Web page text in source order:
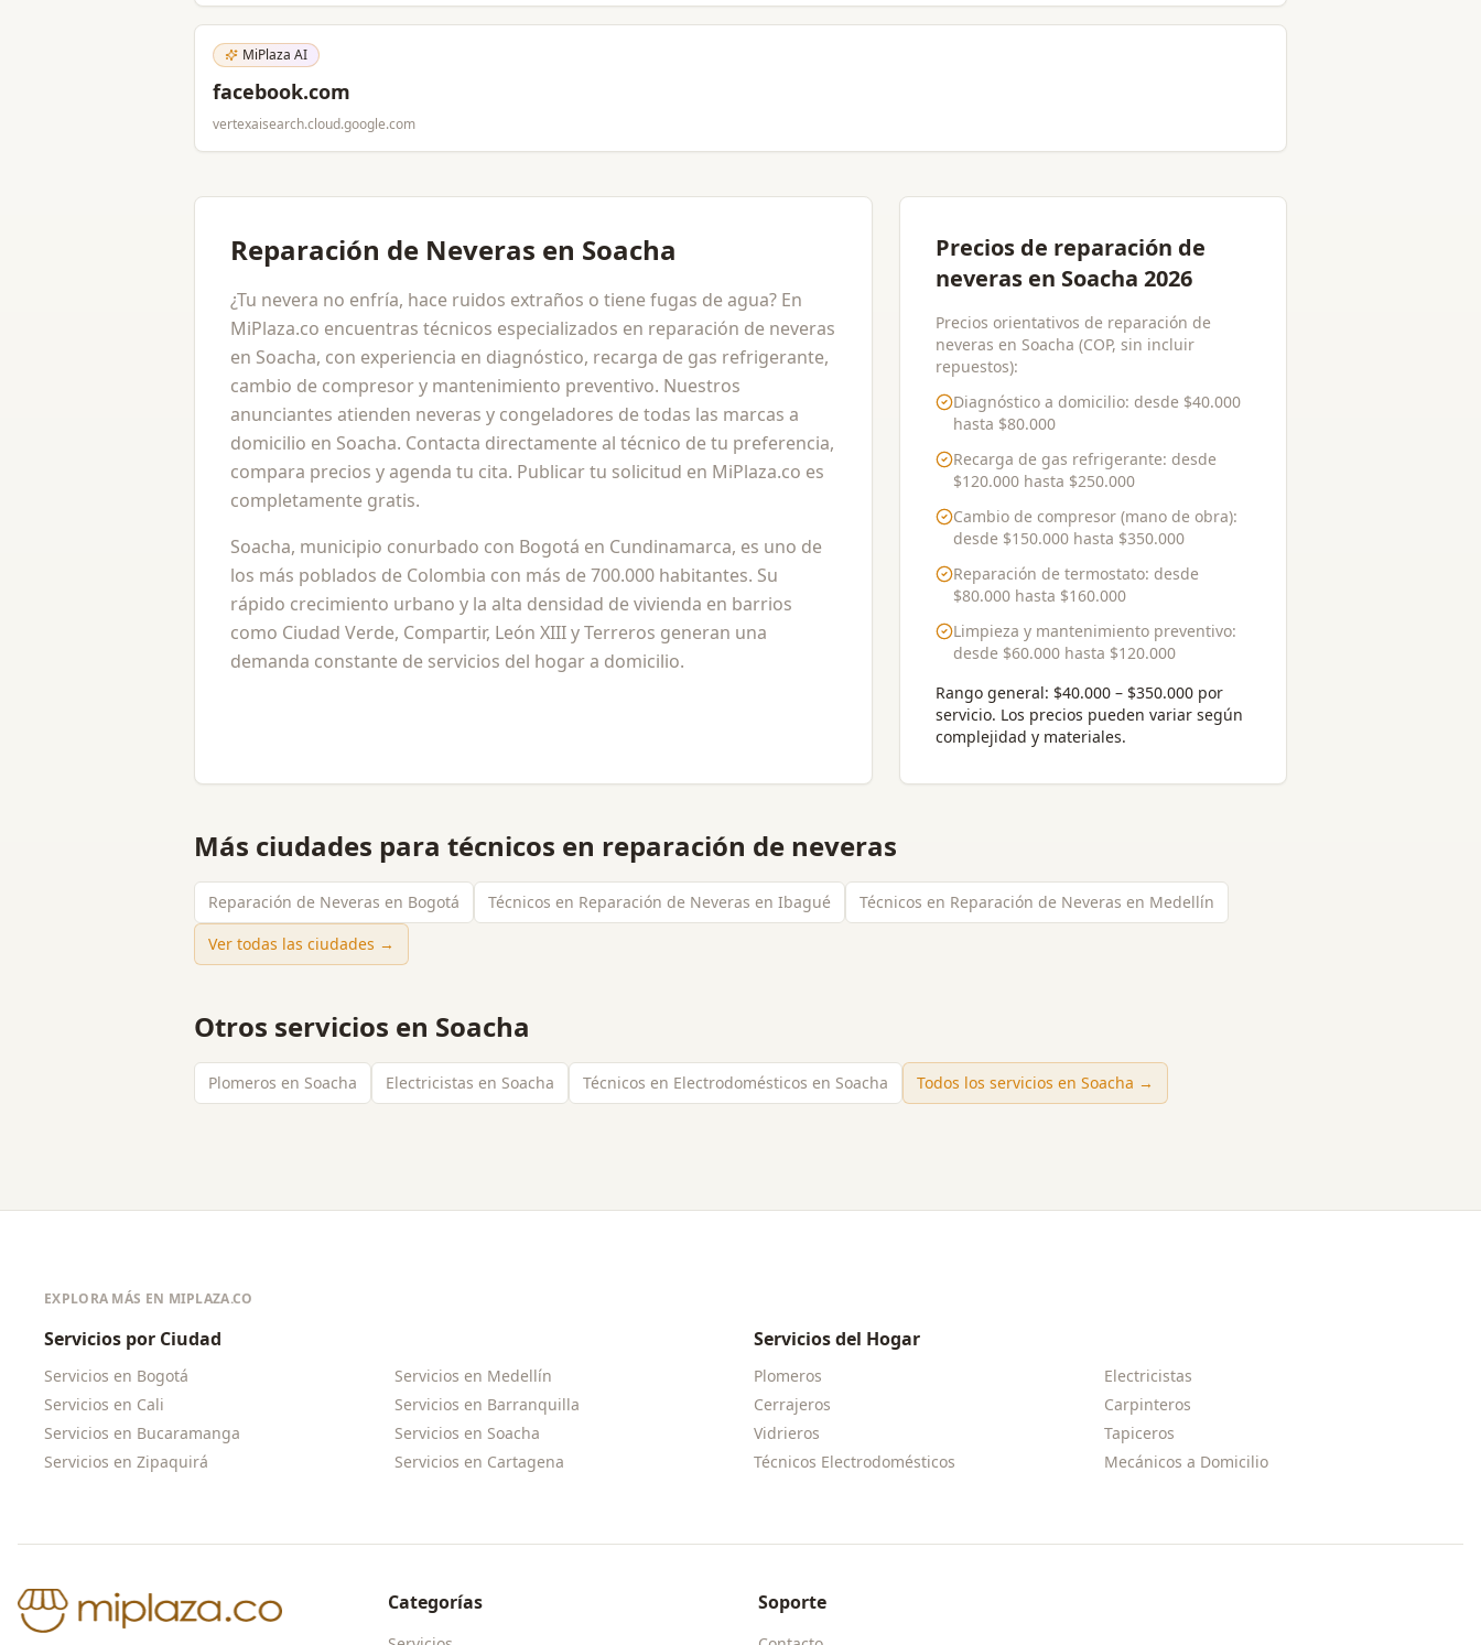
MiPlaza AI
facebook.com
vertexaisearch.cloud.google.com
Reparación de Neveras en Soacha
¿Tu nevera no enfría, hace ruidos extraños o tiene fugas de agua? En
MiPlaza.co encuentras técnicos especializados en reparación de neveras
en Soacha, con experiencia en diagnóstico, recarga de gas refrigerante,
cambio de compresor y mantenimiento preventivo. Nuestros
anunciantes atienden neveras y congeladores de todas las marcas a
domicilio en Soacha. Contacta directamente al técnico de tu preferencia,
compara precios y agenda tu cita. Publicar tu solicitud en MiPlaza.co es
completamente gratis.
Soacha, municipio conurbado con Bogotá en Cundinamarca, es uno de
los más poblados de Colombia con más de 700.000 habitantes. Su
rápido crecimiento urbano y la alta densidad de vivienda en barrios
como Ciudad Verde, Compartir, León XIII y Terreros generan una
demanda constante de servicios del hogar a domicilio.
Precios de reparación de
neveras en Soacha 2026
Precios orientativos de reparación de
neveras en Soacha (COP, sin incluir
repuestos):
Diagnóstico a domicilio: desde $40.000
hasta $80.000
Recarga de gas refrigerante: desde
$120.000hasta $250.000
Cambio de compresor (mano de obra):
desde $150.000hasta $350.000
Reparación de termostato: desde
$80.000hasta $160.000
Limpieza y mantenimiento preventivo:
desde $60.000hasta $120.000
Rango general: $40.000 – $350.000 por
servicio. Los precios pueden variar según
complejidad y materiales.
Más ciudades para técnicos en reparación de neveras
Reparación de Neveras en Bogotá Técnicos en Reparación de Neveras en Ibagué
Técnicos en Reparación de Neveras en Medellín
Ver todas las ciudades →
Otros servicios en Soacha
Plomeros en Soacha Electricistas en Soacha Técnicos en Electrodomésticos en Soacha Todos los servicios en Soacha →
EXPLORA MÁS EN MIPLAZA.CO
Servicios por Ciudad
Servicios en Bogotá Servicios en Medellín
Servicios en Cali Servicios en Barranquilla
Servicios en Bucaramanga Servicios en Soacha
Servicios en Zipaquirá Servicios en Cartagena
Servicios del Hogar
Plomeros
Electricistas
Cerrajeros
Carpinteros
Vidrieros
Tapiceros
Técnicos Electrodomésticos
Mecánicos a Domicilio
Categorías Soporte